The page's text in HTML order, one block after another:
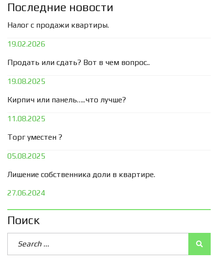
Последние новости
Налог с продажи квартиры.
19.02.2026
Продать или сдать? Вот в чем вопрос..
19.08.2025
Кирпич или панель…..что лучше?
11.08.2025
Торг уместен ?
05.08.2025
Лишение собственника доли в квартире.
27.06.2024
Поиск